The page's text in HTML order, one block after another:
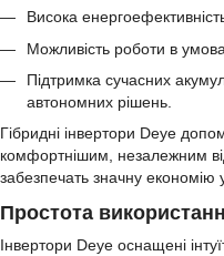
Висока
Можливість роботи в
Підтримка сучасних
автономних рішень.
Гібридні інвертори Deye
комфортнішим, незалежним
забезпечать значну економію
Простота
Інвертори Deye оснащені